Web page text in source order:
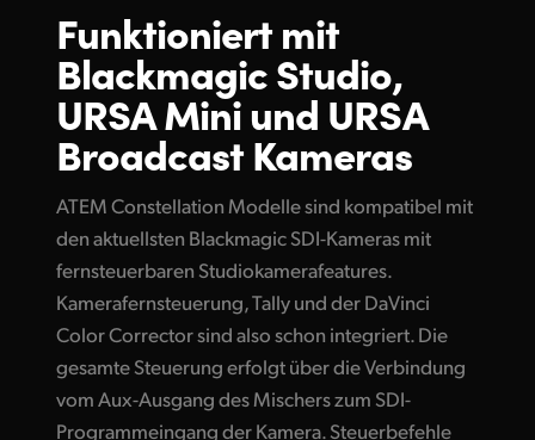
Funktioniert mit
Blackmagic Studio,
URSA Miniund URSA
Broadcast Kameras
ATEM Constellation Modelle sind kompatibel mit
den aktuellsten Blackmagic SDI-Kameras mit
fernsteuerbaren Studiokamerafeatures.
Kamerafernsteuerung, Tally und der DaVinci
Color Corrector sind also schon integriert. Die
gesamte Steuerung erfolgt über die Verbindung
vom Aux-Ausgangdes Mischerszum SDI-
Programmeingang der Kamera. Steuerbefehle